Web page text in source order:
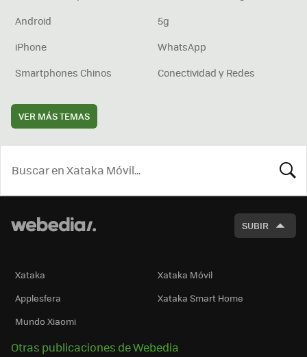
Android
5g
iPhone
WhatsApp
Smartphones Chinos
Conectividad y Redes
VER MÁS TEMAS
SUBIR
Xataka
Xataka Móvil
Applesfera
Xataka Smart Home
Mundo Xiaomi
Otras publicaciones de Webedia